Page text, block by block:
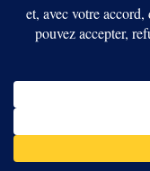
6 AOÛT 2026